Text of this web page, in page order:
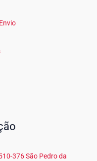
376 São Pedro da